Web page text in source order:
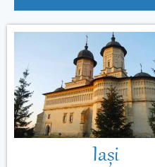
Malta
Muntenegru
Iași